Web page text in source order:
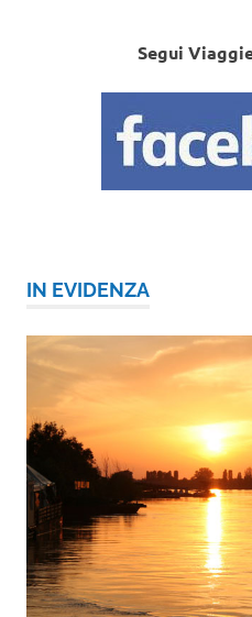
Segui
IN EVIDENZA